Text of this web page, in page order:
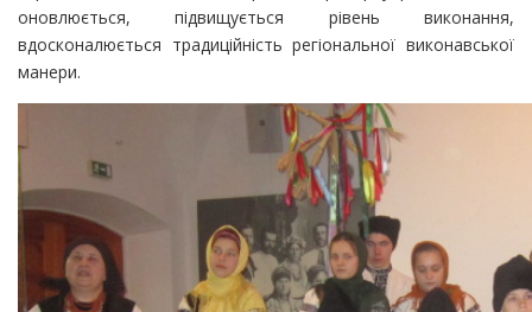
оновлюється, підвищується рівень виконання,
вдосконалюється традиційність регіональної виконавської
манери.